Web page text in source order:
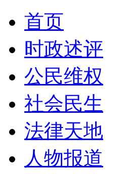
首页
时政述评
公民维权
社会民生
法律天地
人物报道